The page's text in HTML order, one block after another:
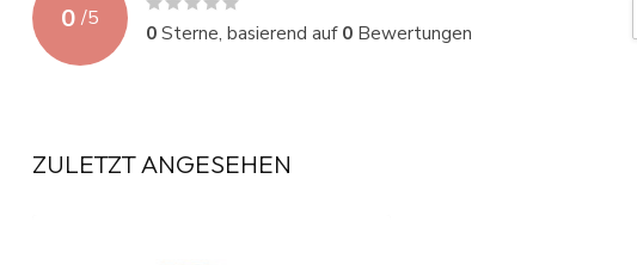
0 /5
0Sterne, basierend auf0 Bewertungen
ZULETZT ANGESEHEN